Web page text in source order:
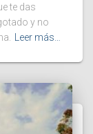
te das
y no
Leer más…